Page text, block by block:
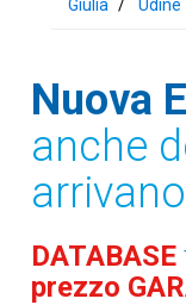
Giulia
Udine
Nuova
anche
DATABASE
prezzo